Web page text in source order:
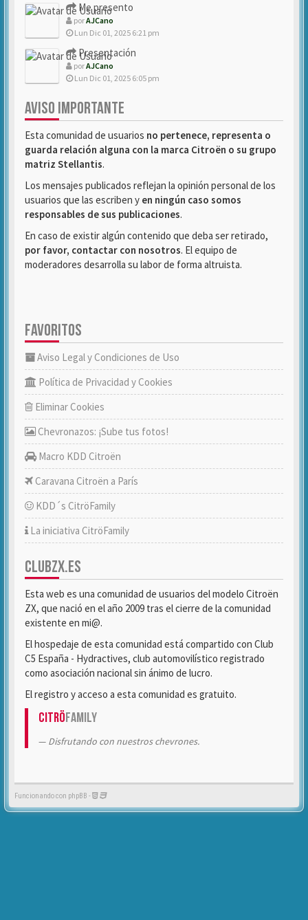
Me presento
porAJCano
Lun Dic 01, 2025 6:21 pm
Presentación
porAJCano
Lun Dic 01, 2025 6:05 pm
AVISO IMPORTANTE
Esta comunidad de usuarios no pertenece, representa o
guarda relación alguna con la marca Citroën o su grupo
matriz Stellantis.
Los mensajes publicados reflejan la opinión personal de los
usuarios que las escriben y en ningún caso somos
responsables de sus publicaciones.
En caso de existir algún contenido que deba ser retirado,
por favor, contactar con nosotros. El equipo de
moderadores desarrolla su labor de forma altruista.
FAVORITOS
Aviso Legal y Condiciones de Uso
Política de Privacidad y Cookies
Eliminar Cookies
Chevronazos: ¡Sube tus fotos!
Macro KDD Citroën
Caravana Citroën a París
KDD´s CitröFamily
La iniciativa CitröFamily
CLUBZX.ES
Esta web es una comunidad de usuarios del modelo Citroën
ZX, que nació en el año 2009 tras el cierre de la comunidad
existente en mi@.
El hospedaje de esta comunidad está compartido con Club
C5 España - Hydractives, club automovilístico registrado
como asociación nacional sin ánimo de lucro.
El registro y acceso a esta comunidad es gratuito.
CitröFamily
Disfrutando con nuestros chevrones.
Funcionando con phpBB -